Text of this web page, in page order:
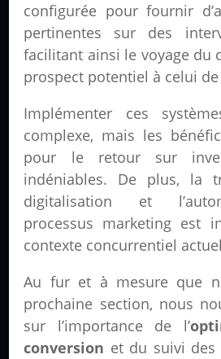
configurée pour fournir
pertinentes sur des
facilitant ainsi le voyage du
prospect potentiel à celui
Implémenter ces
complexe, mais les
pour le retour sur
indéniables. De plus, la
digitalisation et
processus marketing est
contexte concurrentiel
Au fur et à mesure que
prochaine section, nous
sur l’importance de l’
conversion et du suivi des